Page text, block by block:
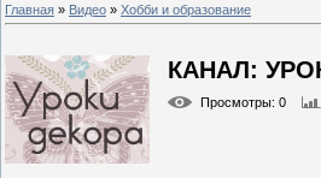
Главная » Видео » Хобби и образование
КАНАЛ:
Просмотры: 0